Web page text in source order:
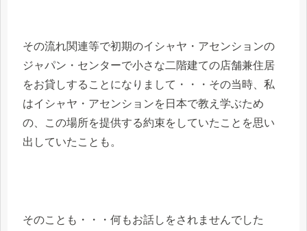
その流れ関連等で初期のイシャヤ・アセンションの
ジャパン・センターで小さな二階建ての店舗兼住居
をお貸しすることになりまして・・・その当時、私
はイシャヤ・アセンションを日本で教え学ぶため
の、この場所を提供する約束をしていたことを思い
出していたことも。
そのことも・・・何もお話しをされませんでした